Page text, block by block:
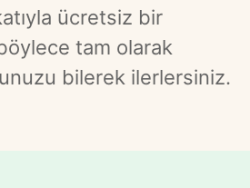
ücretsiz bir
tam olarak
bilerek ilerlersiniz.